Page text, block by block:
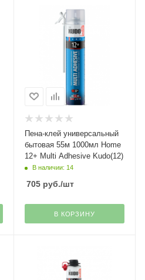
Пена-клей универсальный
бытовая 55м 1000мл Home
12+ Multi Adhesive Kudo(12)
В наличии: 14
705руб./шт
В КОРЗИНУ